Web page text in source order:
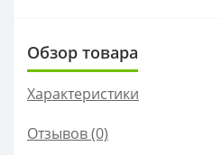
Обзор товара
Характеристики
Отзывов (0)